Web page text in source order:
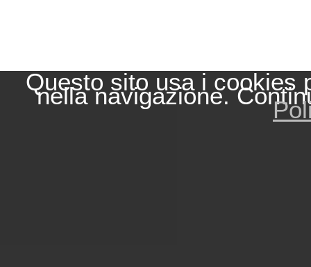
Questo sito usa i cookies
nella navigazione.